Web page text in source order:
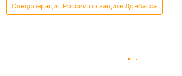
Спецоперация России по защите Донбасса